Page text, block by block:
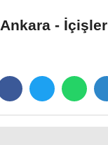
Ankara -